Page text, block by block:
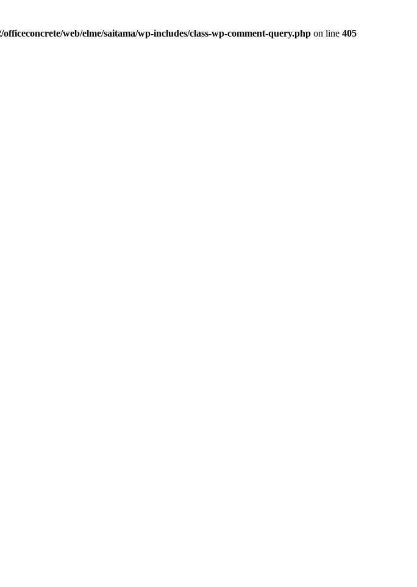
officeconcrete/web/elme/saitama/wp-includes/class-wp-comment-query.php on line 405